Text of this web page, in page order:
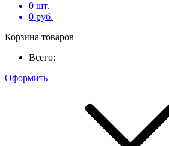
0 шт.
0 руб.
Корзина товаров
Всего:
Оформить